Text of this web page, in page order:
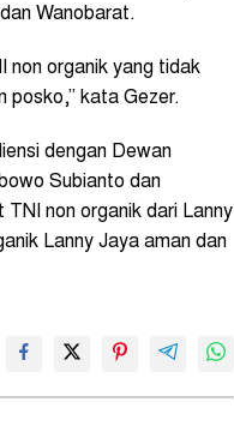
Wanobarat.
non organik yang tidak
posko,” kata Gezer.
dengan Dewan
Subianto dan
non organik dari Lanny
Lanny Jaya aman dan